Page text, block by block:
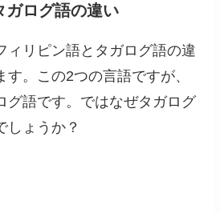
ガログ語の違い
ィリピン語とタガログ語の違
。この2つの言語ですが、
グ語です。ではなぜタガログ
しょうか？